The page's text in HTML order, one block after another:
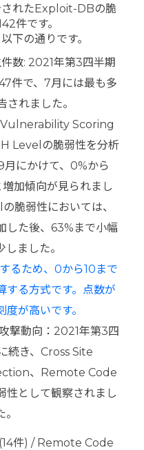
れたExploit-DBの脆
件です。
下の通りです。
数: 2021年第3四半期
件で、7月には最も多
されました。
Scoring
Levelの脆弱性を分析
月にかけて、0%から
加傾向が見られまし
脆弱性においては、
した後、63%まで小幅
しました。
るため、0から10まで
する方式です。点数が
が高いです。
撃動向：2021年第3四
続き、Cross Site
、Remote Code
として観察されまし
。
件) / Remote Code